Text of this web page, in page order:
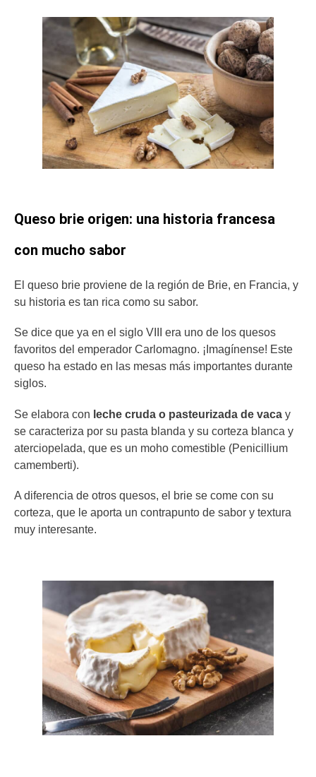
Queso brie origen: una historia francesa
con mucho sabor
El queso brie proviene de la región de Brie, en Francia, y
su historia es tan rica como su sabor.
Se dice que ya en el siglo VIII era uno de los quesos
favoritos del emperador Carlomagno. ¡Imagínense! Este
queso ha estado en las mesas más importantes durante
siglos.
Se elabora con leche cruda o pasteurizada de vaca y
se caracteriza por su pasta blanda y su corteza blanca y
aterciopelada, que es un moho comestible (Penicillium
camemberti).
A diferencia de otros quesos, el brie se come con su
corteza, que le aporta un contrapunto de sabor y textura
muy interesante.